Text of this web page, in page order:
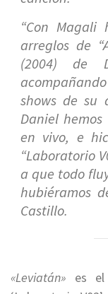
“Con
arreglos de
(2004) de
shows de su
Daniel
en vivo, e
“Laboratorio
a que todo
hubiéramos
Castillo.
«Leviatán» es el